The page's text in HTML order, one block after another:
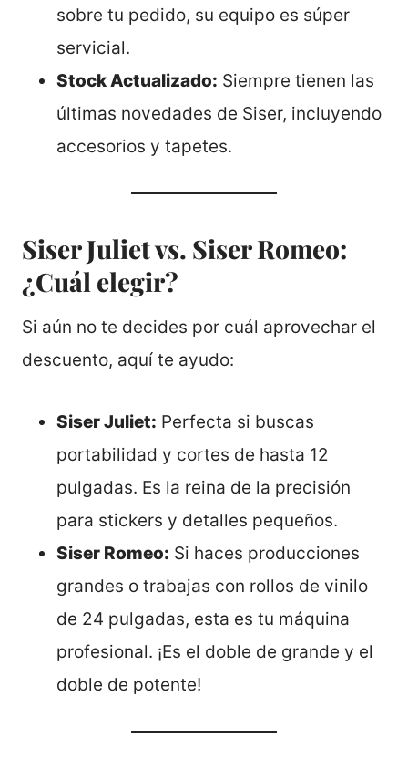
sobre tu pedido, su equipo es súper
servicial.
Stock Actualizado: Siempre tienen las
últimas novedades de Siser, incluyendo
accesorios y tapetes.
Siser Juliet vs. Siser Romeo:
¿Cuál elegir?
Si aún no te decides por cuál aprovechar el
descuento, aquí te ayudo:
Siser Juliet: Perfecta si buscas
portabilidad y cortes de hasta 12
pulgadas. Es la reina de la precisión
para stickers y detalles pequeños.
Siser Romeo: Si haces producciones
grandes o trabajas con rollos de vinilo
de 24 pulgadas, esta es tu máquina
profesional. ¡Es el doble de grande y el
doble de potente!